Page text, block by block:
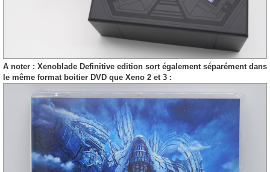
A noter : Xenoblade Definitive edition sort également séparément dans
le même format boitier DVD que Xeno 2 et 3 :